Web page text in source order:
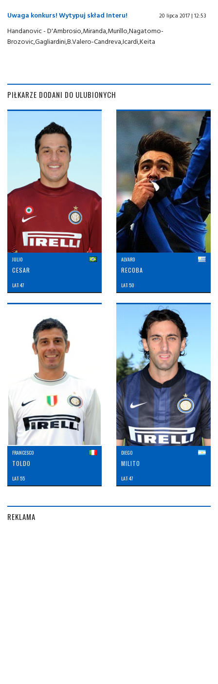
Uwaga konkurs! Wytypuj skład Interu! 20 lipca 2017 | 12:53
Handanovic - D'Ambrosio,Miranda,Murillo,Nagatomo-
Brozovic,Gagliardini,B.Valero-Candreva,Icardi,Keita
PIŁKARZE DODANI DO ULUBIONYCH
JULIO
CESAR
LAT: 47
ALVARO
RECOBA
LAT: 50
FRANCESCO
TOLDO
LAT: 55
DIEGO
MILITO
LAT: 47
REKLAMA